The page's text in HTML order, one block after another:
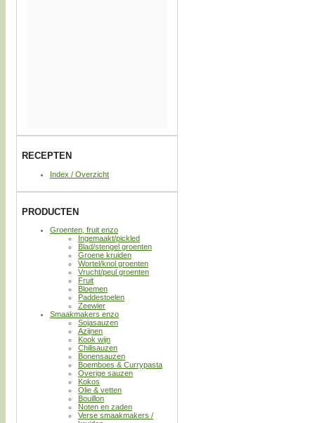
RECEPTEN
Index / Overzicht
PRODUCTEN
Groenten, fruit enzo
Ingemaakt/pickled
Blad/stengel groenten
Groene kruiden
Wortel/knol groenten
Vrucht/peul groenten
Fruit
Bloemen
Paddestoelen
Zeewier
Smaakmakers enzo
Sojasauzen
Azijnen
Kook wijn
Chilisauzen
Bonensauzen
Boemboes & Currypasta
Overige sauzen
Kokos
Olie & vetten
Bouillon
Noten en zaden
Verse smaakmakers /